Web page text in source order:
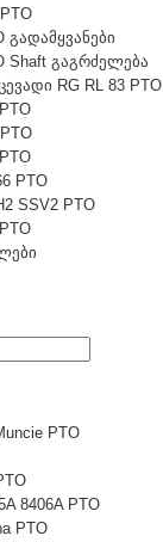
გადამყვანები
Shaft გაგრძელება
RG RL 83 PTO
PTO
SSV2 PTO
PTO
8406A PTO
PTO